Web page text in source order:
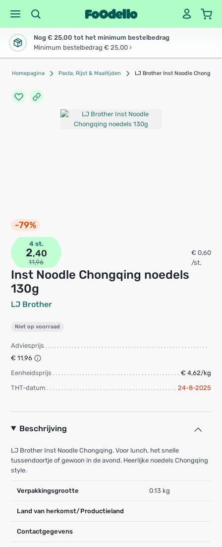
Nog € 25,00 tot het minimum bestelbedrag
Minimum bestelbedrag € 25,00 ›
Homepagina Pasta, Rijst & Maaltijden LJ Brother Inst Noodle
-79%
Inst Noodle Chongqing noedels
130g
LJ Brother
4 st.
2,40
11,96
€ 0,60
/st.
Niet op voorraad
Adviesprijs
€ 11,96
Eenheidsprijs
€ 4,62/kg
THT-datum
24-8-2025
Beschrijving
LJ Brother Inst Noodle Chongqing. Voor lunch, het snelle
tussendoortje of gewoon in de avond. Heerlijke noedels Chongqing
style.
Verpakkingsgrootte 0.13 kg
Land van herkomst/Productieland
Contactgegevens